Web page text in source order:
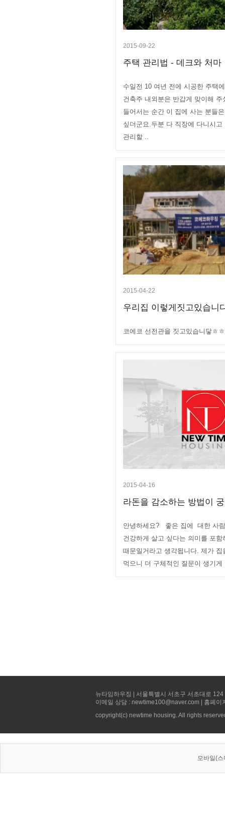
2015-09-22
주택 관리법 - 데크와 처마
수일전 10 여년 전에 시공한 주택
건축주 내외분은 반갑게 맞이해 주
들어서는 순간 이 집에 사는 분들
싶더군요.두분 다 직장에 다니시
관리할 ..
2015-04-22
우리집 이렇게짓고있습니
코에코 선전관을 짓고있습니닿ㅎ
2015-04-16
라돈을 감소하는 방법이
안녕하세요? 좋은 집에 대한 사
건강하게 살고 싶다는 의미를 포함
때문일거라고 생각됩니다. 제가 집
먹으니 더 구체적인 질문이 생기게
뉴타임하우징 | 서울특별시 서초구 서초대로
이메일 상담 : newtime100@naver.com | 홈페
copyright(c) newtime housing. All rights
모바일(